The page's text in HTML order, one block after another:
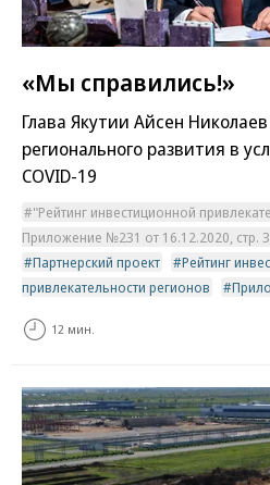
«Мы справились!»
Глава Якутии Айсен
регионального развития в
COVID-19
"Рейтинг инвестиционной
Приложение №231 от 16.12.2020, стр. 3
Партнерский проект
Рейтинг
привлекательности регионов
12 мин.